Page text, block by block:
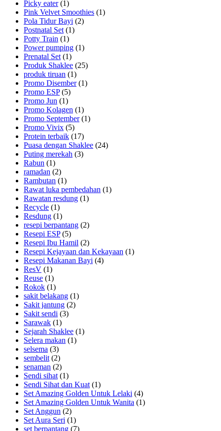
Picky eater(1)
Pink Velvet Smoothies (1)
Pola Tidur Bayi (2)
Postnatal Set (1)
Potty Train (1)
Power pumping (1)
Prenatal Set (1)
Produk Shaklee (25)
produk tiruan (1)
Promo Disember(1)
Promo ESP(5)
Promo Jun (1)
Promo Kolagen (1)
Promo September(1)
Promo Vivix (5)
Protein terbaik (17)
Puasa dengan Shaklee (24)
Puting merekah (3)
Rabun (1)
ramadan (2)
Rambutan (1)
Rawat luka pembedahan (1)
Rawatan resdung (1)
Recycle (1)
Resdung (1)
resepi berpantang (2)
Resepi ESP(5)
Resepi Ibu Hamil (2)
Resepi Kejayaan dan Kekayaan (1)
Resepi Makanan Bayi (4)
ResV (1)
Reuse (1)
Rokok (1)
sakit belakang (1)
Sakit jantung (2)
Sakit sendi (3)
Sarawak (1)
Sejarah Shaklee (1)
Selera makan (1)
selsema (3)
sembelit (2)
senaman (2)
Sendi sihat (1)
Sendi Sihat dan Kuat (1)
Set Amazing Golden Untuk Lelaki (4)
Set Amazing Golden Untuk Wanita (1)
Set Anggun (2)
Set Aura Seri (1)
set berpantang (7)